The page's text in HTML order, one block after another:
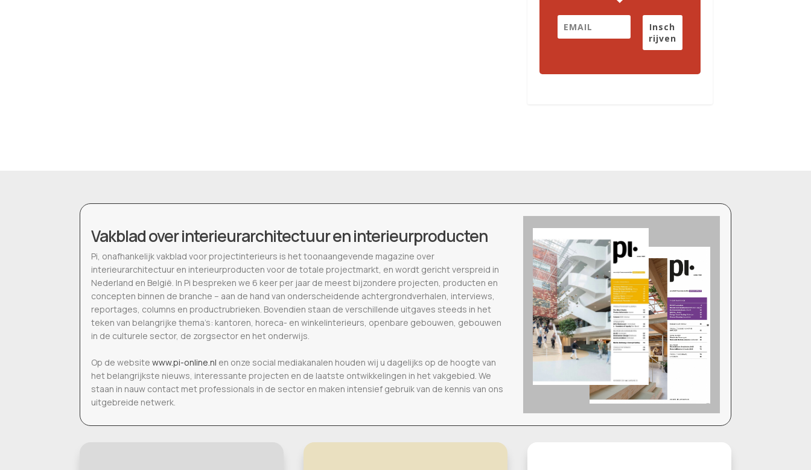
Insch
rijven
Vakblad over interieurarchitectuur en interieurproducten
Pi, onafhankelijk vakblad voor projectinterieurs is het toonaangevende magazine over
interieurarchitectuur en interieurproducten voor de totale projectmarkt, en wordt gericht verspreid in
Nederland en België. In Pi bespreken we 6 keer per jaar de meest bijzondere projecten, producten en
concepten binnen de branche – aan de hand van onderscheidende achtergrondverhalen, interviews,
reportages, columns en productrubrieken. Bovendien staan de verschillende uitgaves steeds in het
teken van belangrijke thema’s: kantoren, horeca- en winkelinterieurs, openbare gebouwen, gebouwen
in de culturele sector, de zorgsector en het onderwijs.
Op de website www.pi-online.nl en onze social mediakanalen houden wij u dagelijks op de hoogte van
het belangrijkste nieuws, interessante projecten en de laatste ontwikkelingen in het vakgebied. We
staan in nauw contact met professionals in de sector en maken intensief gebruik van de kennis van ons
uitgebreide netwerk.